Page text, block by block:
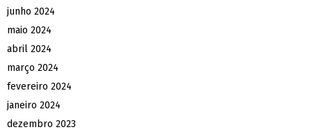
junho 2024
maio 2024
abril 2024
março 2024
fevereiro 2024
janeiro 2024
dezembro 2023